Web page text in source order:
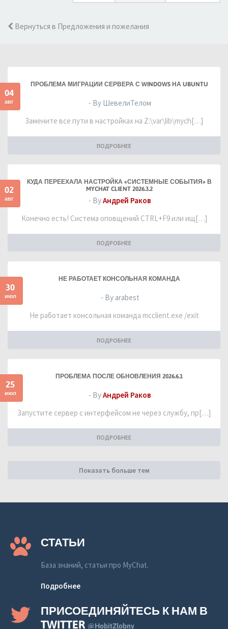
Вернуться в Предложения и пожелания
04
авг
ПРОБЛЕМА МИГРАЦИИ СЕРВЕРА С WINDOWS НА UBUNTU
- By ШевелиТелом
Замените все пути в настройках на Z:\var\lib\mych[…]
ПОДРОБНЕЕ
02
авг
КУДА ПЕРЕЕХАЛА НАСТРОЙКА «СИСТЕМНЫЕ СОБЫТИЯ» В
MYCHAT CLIENT 2026.3.2
- ByАндрей Раков
Конечно есть! Система оповщений CTRL+F9 или ищ[…]
ПОДРОБНЕЕ
30
июл
НЕ РАБОТАЕТ КОНСОЛЬНАЯ КОМАНДА
- By arabest
Не работает консольная команда mcclient.exe /exit
ПОДРОБНЕЕ
25
июл
ПРОБЛЕМА ПОСЛЕ ОБНОВЛЕНИЯ 2026.6.1
- ByАндрей Раков
Запустите сервер с интерфейсом не через службу, пр[…]
ПОДРОБНЕЕ
Показать больше тем
СТАТЬИ
База знаний, статьи про MyChat.
Подробнее
ПРИСОЕДИНЯЙТЕСЬ К НАМ В
TWITTER @HobitZlobny